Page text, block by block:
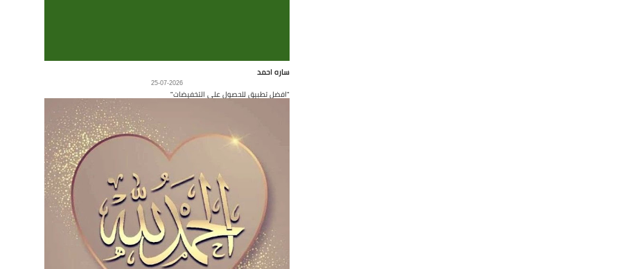
ساره احمد
25-07-2026
"افضل تطبيق للحصول على التخفيضات"